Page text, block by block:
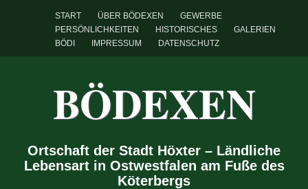
START ÜBER BÖDEXEN
GEWERBE
PERSÖNLICHKEITEN
HISTORISCHES
GALERIEN
BÖDI
IMPRESSUM DATENSCHUTZ
BÖDEXEN
Ortschaft der Stadt Höxter – Ländliche
Lebensart in Ostwestfalen am Fuße des
Köterbergs